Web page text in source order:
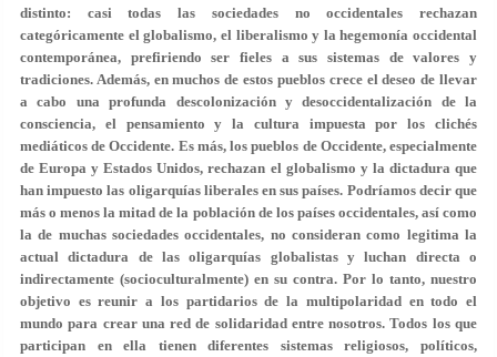
distinto: casi todas las sociedades no occidentales rechazan
categóricamente el globalismo, el liberalismo y la hegemonía occidental
contemporánea, prefiriendo ser fieles a sus sistemas de valores y
tradiciones. Además, en muchos de estos pueblos crece el deseo de llevar
a cabo una profunda descolonización y desoccidentalización de la
consciencia, el pensamiento y la cultura impuesta por los clichés
mediáticos de Occidente. Es más, los pueblos de Occidente, especialmente
de Europa y Estados Unidos, rechazan el globalismo y la dictadura que
han impuesto las oligarquías liberales en sus países. Podríamos decir que
más o menos la mitad de la población de los países occidentales, así como
la de muchas sociedades occidentales, no consideran como legitima la
actual dictadura de las oligarquías globalistas y luchan directa o
indirectamente (socioculturalmente) en su contra. Por lo tanto, nuestro
objetivo es reunir a los partidarios de la multipolaridad en todo el
mundo para crear una red de solidaridad entre nosotros. Todos los que
participan en ella tienen diferentes sistemas religiosos, políticos,